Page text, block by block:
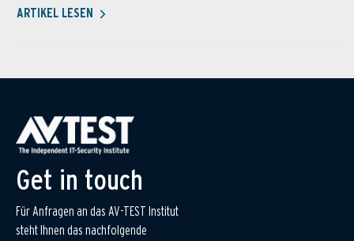
ARTIKEL LESEN
Get in touch
Für Anfragen an das AV-TEST Institut
steht Ihnen das nachfolgende